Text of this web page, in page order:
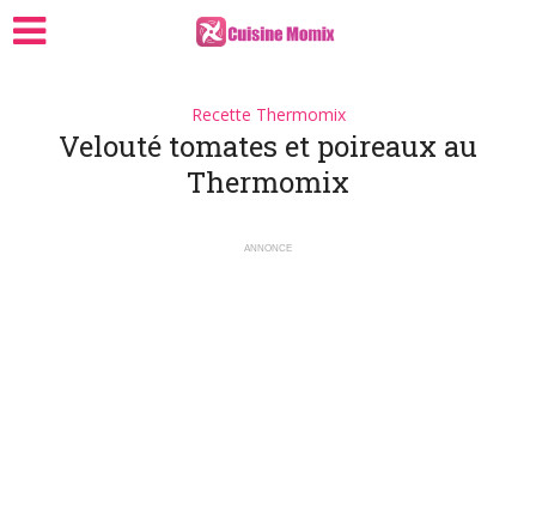
Recette Thermomix
Velouté tomates et poireaux au
Thermomix
ANNONCE